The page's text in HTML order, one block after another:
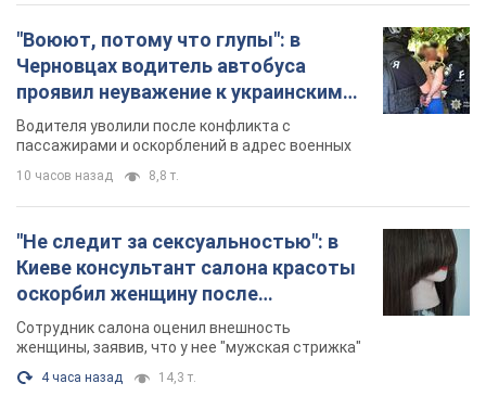
"Воюют, потому что глупы": в
Черновцах водитель автобуса
проявил неуважение к украинским
военным и поплатился за это.
Видео
Водителя уволили после конфликта с
пассажирами и оскорблений в адрес военных
10 часов назад 8,8 т.
"Не следит за сексуальностью": в
Киеве консультант салона красоты
оскорбил женщину после
химиотерапии, разгорелся скандал.
Фото
Сотрудник салона оценил внешность
женщины, заявив, что у нее "мужская стрижка"
4 часа назад 14,3 т.